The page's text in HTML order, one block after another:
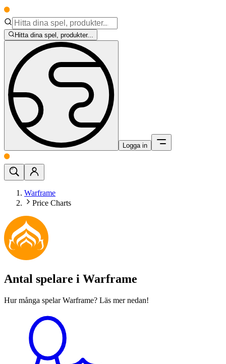
Hitta dina spel, produkter...
Logga in
Warframe
Price Charts
Antal spelare i Warframe
Hur många spelar Warframe? Läs mer nedan!